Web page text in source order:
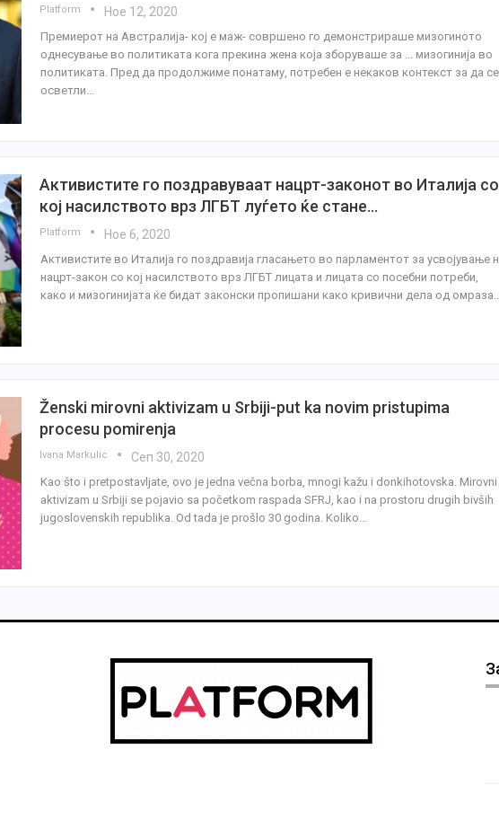
Platform Ное 12, 2020
Премиерот на Австралија- кој е маж- совршено го демонстрираше мизогиното
однесување во политиката кога прекина жена која зборуваше за ... мизогинија во
политиката. Пред да продолжиме понатаму, потребен е некаков контекст за да се
осветли…
Активистите го поздравуваат нацрт-законот во Италија со
кој насилството врз ЛГБТ луѓето ќе стане…
Platform Ное 6, 2020
Активистите во Италија го поздравија гласањето во парламентот за усвојување
нацрт-закон со кој насилството врз ЛГБТ лицата и лицата со посебни потреби,
како и мизогинијата ќе бидат законски пропишани како кривични дела од
Ženski mirovni aktivizam u Srbiji-put ka novim pristupima
procesu pomirenja
Ivana Markulic Сеп 30, 2020
Kao što i pretpostavljate, ovo je jedna večna borba, mnogi kažu i donkihotovska. Mirovni
aktivizam u Srbiji se pojavio sa početkom raspada SFRJ, kao i na prostoru drugih bivših
jugoslovenskih republika. Od tada je prošlo 30 godina. Koliko…